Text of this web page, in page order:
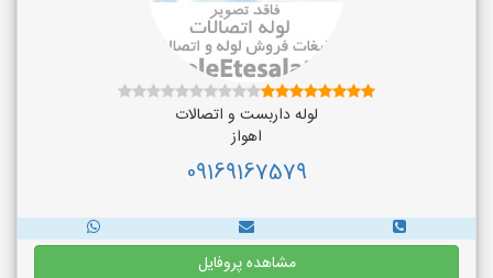
لوله داربست و اتصالات
اهواز
09169167579
مشاهده پروفایل